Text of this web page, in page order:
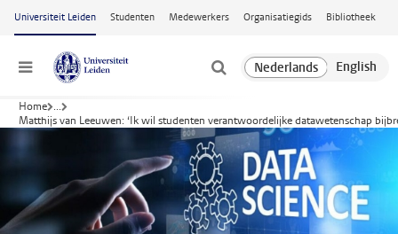
Ga naar hoofdinhoud
Universiteit Leiden Studenten Medewerkers Organisatiegids Bibliotheek
Menu
Home ...
Matthijs van Leeuwen: ‘Ik wil studenten verantwoordelijke datawetenschap